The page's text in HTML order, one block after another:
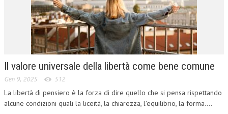
CORSI CE.S.E.D.
ARCHIVIO CORSI 2015
DIVENTA SOCIO
LA RIVISTA
Il valore universale della libertà come bene comune
Gen 9, 2025 512
La libertà di pensiero è la forza di dire quello che si pensa rispettando
alcune condizioni quali la liceità, la chiarezza, l'equilibrio, la forma....